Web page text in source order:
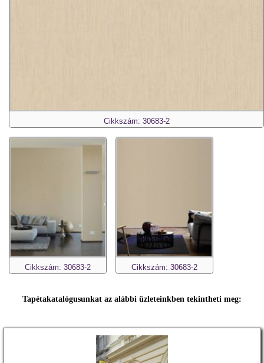
Cikkszám: 30683-2
Cikkszám: 30683-2 Cikkszám: 30683-2
Tapétakatalógusunkat az alábbi üzleteinkben tekintheti meg: